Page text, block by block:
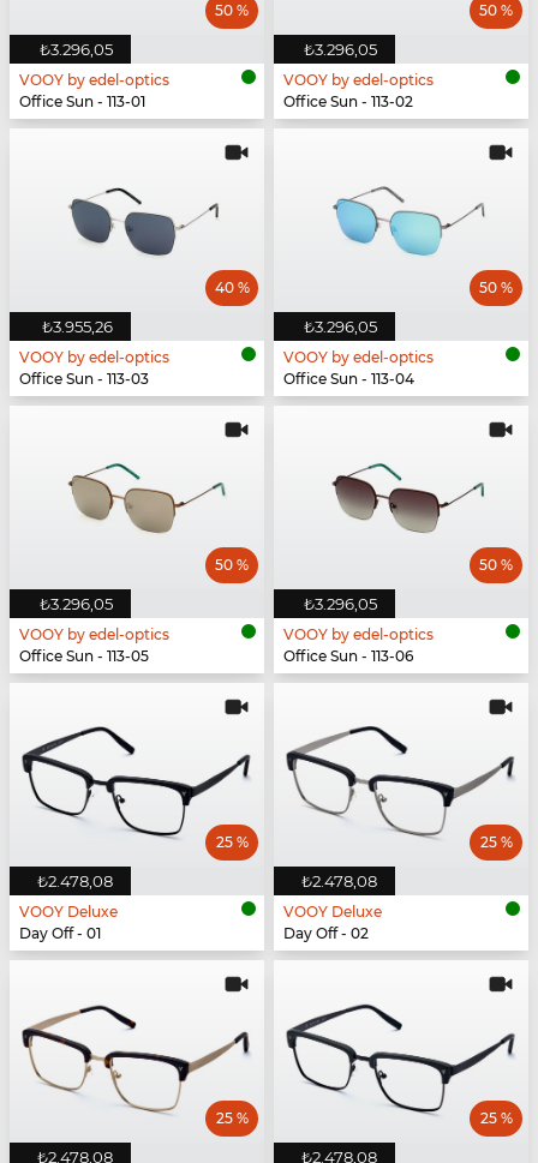
₺3.296,05
50 %
VOOY by edel-optics
Office Sun - 113-01
₺3.296,05
50 %
VOOY by edel-optics
Office Sun - 113-02
₺3.955,26
40 %
VOOY by edel-optics
Office Sun - 113-03
₺3.296,05
50 %
VOOY by edel-optics
Office Sun - 113-04
₺3.296,05
50 %
VOOY by edel-optics
Office Sun - 113-05
₺3.296,05
50 %
VOOY by edel-optics
Office Sun - 113-06
₺2.478,08
25 %
VOOY Deluxe
Day Off - 01
₺2.478,08
25 %
VOOY Deluxe
Day Off - 02
₺2.478,08
25 %
₺2.478,08
25 %